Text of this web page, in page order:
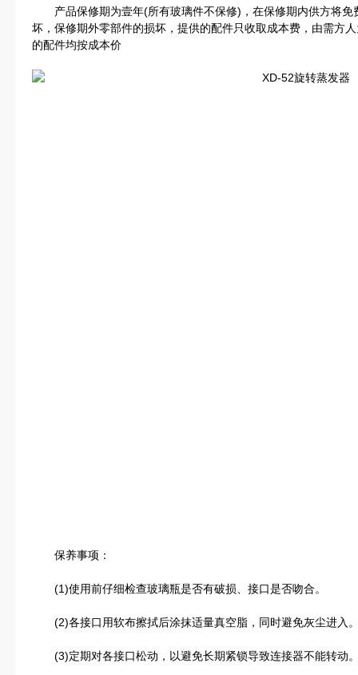
产品保修期为壹年(所有玻璃件不保修)，在保修期内供方将免
坏，保修期外零部件的损坏，提供的配件只收取成本费，由需方
的配件均按成本价
保养事项：
(1)使用前仔细检查玻璃瓶是否有破损、接口是否吻合。
(2)各接口用软布擦拭后涂抹适量真空脂，同时避免灰尘进入
(3)定期对各接口松动，以避免长期紧锁导致连接器不能转动